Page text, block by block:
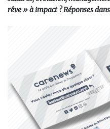
rêve » à impact ? Réponses